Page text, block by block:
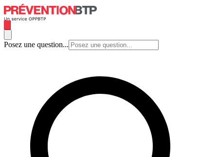
Posez une question...